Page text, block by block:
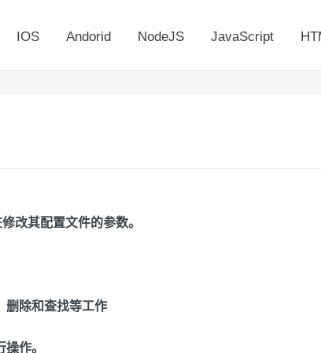
IOS Andorid NodeJS JavaScript
改其配置文件的参数。
删除和查找等工作
作。